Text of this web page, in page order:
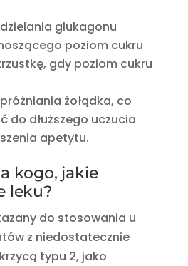
glukagonu
poziom cukru
gdy poziom cukru
żołądka, co
do dłuższego uczucia
apetytu.
kogo, jakie
leku?
do stosowania u
z niedostatecznie
typu 2, jako